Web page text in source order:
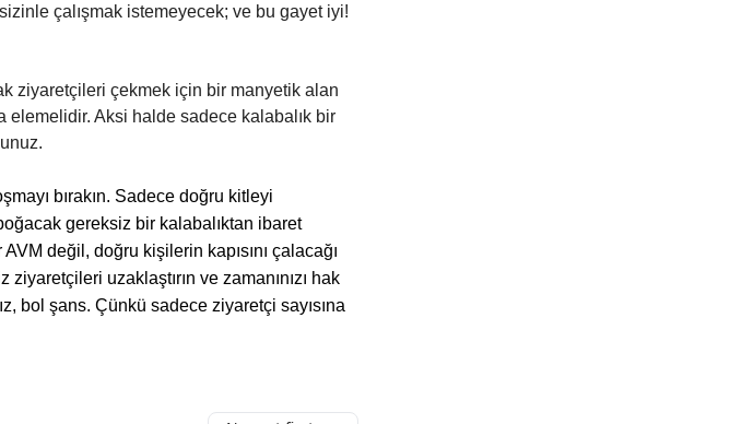
çalışmak istemeyecek; ve bu gayet iyi!
ziyaretçileri çekmek için bir manyetik alan
elemelidir. Aksi halde sadece kalabalık bir
bırakın. Sadece doğru kitleyi
gereksiz bir kalabalıktan ibaret
değil, doğru kişilerin kapısını çalacağı
uzaklaştırın ve zamanınızı hak
bol şans. Çünkü sadece ziyaretçi sayısına